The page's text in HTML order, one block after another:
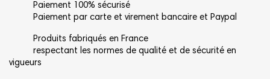
Paiement 100% sécurisé
Paiement par carte et virement bancaire et Paypal
Produits fabriqués en France
respectant les normes de qualité et de sécurité en
vigueurs